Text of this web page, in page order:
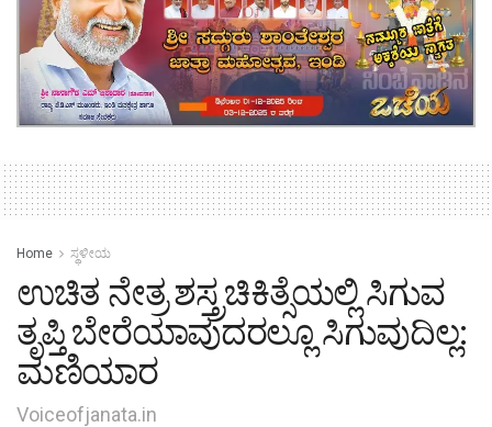
Home ಸ್ಥಳೀಯ
ಉಚಿತ ನೇತ್ರ ಶಸ್ತ್ರಚಿಕಿತ್ಸೆಯಲ್ಲಿ ಸಿಗುವ
ತೃಪ್ತಿ ಬೇರೆಯಾವುದರಲ್ಲೂ ಸಿಗುವುದಿಲ್ಲ:
ಮಣಿಯಾರ
Voiceofjanata.in